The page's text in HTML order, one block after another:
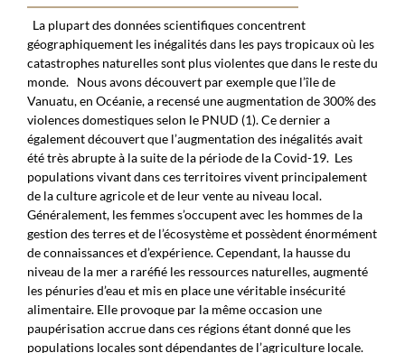
La plupart des données scientifiquesconcentrent
géographiquement les inégalités dans les pays tropicaux où les
catastrophes naturelles sont plus violentes que dans le reste du
monde. Nous avons découvert par exempleque l’îlede
Vanuatu, en Océanie, a recensé une augmentation de 300% des
violences domestiquesselon le PNUD (1). Ce dernier a
également découvert que l’augmentation des inégalités avait
été trèsabrupte à la suite de la période de la Covid-19. Les
populations vivant dans ces territoires vivent principalement
de la culture agricole et de leur vente au niveau local.
Généralement, les femmes s’occupent avec les hommes de la
gestion des terres et de l’écosystème et possèdent énormément
de connaissances et d’expérience. Cependant, la hausse du
niveau de la mer a raréfié les ressources naturelles,augmenté
les pénuries d’eau et mis en place une véritable insécurité
alimentaire. Elle provoque par la même occasion une
paupérisation accrue dans ces régions étant donné que les
populations locales sont dépendantes de l’agriculture locale.